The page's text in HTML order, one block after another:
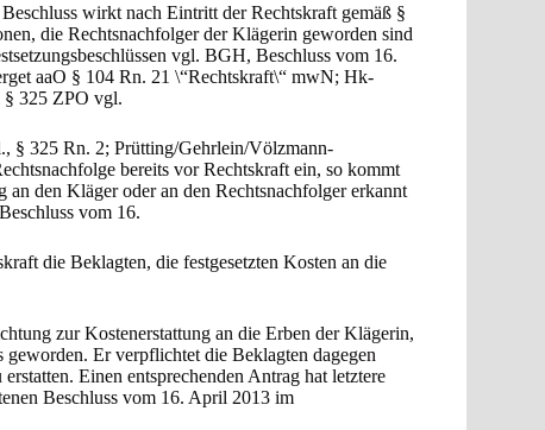
wirkt nach Eintritt der Rechtskraft gemäß §
die Rechtsnachfolger der Klägerin geworden sind
vgl. BGH, Beschluss vom 16.
aaO § 104 Rn. 21 \“Rechtskraft\“ mwN; Hk-
§ 325 ZPO vgl.
§ 325 Rn. 2; Prütting/Gehrlein/Völzmann-
bereits vor Rechtskraft ein, so kommt
den Kläger oder an den Rechtsnachfolger erkannt
vom 16.
die Beklagten, die festgesetzten Kosten an die
zur Kostenerstattung an die Erben der Klägerin,
geworden. Er verpflichtet die Beklagten dagegen
Einen entsprechenden Antrag hat letztere
Beschluss vom 16. April 2013 im